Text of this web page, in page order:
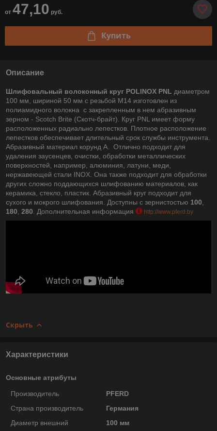
от 47,10 руб.
Купить
Описание
Шлифовальный волоконный круг POLINOX PNL диаметром
100 мм, шириной 50 мм с резьбой М14 изготовлен из
полиамидного волокна с закрепленным в нем абразивным
зерном - Scotch Brite (Скотч-брайт). Круг PNL имеет форму
расположенных радиально лепестков. Плотное расположение
лепестков обеспечивает длительный срок службы инструмента.
Абразивный материал корунд А. Отлично подходит для
удаления заусенцев, очистки, обработки металлических
поверхностей, например, алюминия, латуни, меди,
нержавеющей стали INOX. Она также подходит для обработки
других сложно поддающихся шлифованию материалов, как
керамика, стекло, пластик. Абразивный круг подходит для
сухого и мокрого шлифования. Доступны с зернистостью 100
180 280 . Дополнительная информация http://www.pferd.by
Скрыть
Характеристики
Основные атрибуты
Производитель
PFERD
Страна производитель
Германия
Диаметр внешний
100 мм